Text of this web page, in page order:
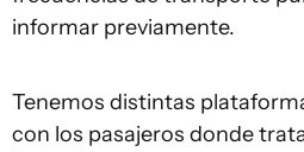
informar previamente.
Tenemos distintas
con los pasajeros donde